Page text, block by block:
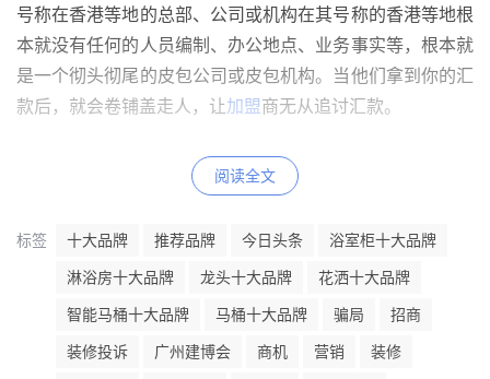
号称在香港等地的总部、公司或机构在其号称的香港等地根
本就没有任何的人员编制、办公地点、业务事实等，根本就
是一个彻头彻尾的皮包公司或皮包机构。当他们拿到你的汇
款后，就会卷铺盖走人，让加盟商无从追讨汇款。
有些骗子为了达到更好的诈骗效果，会用心制作一个可能看
起来很专业的网站，用Photoshop把真实的明星和自己合成
在一起，或者是把公司的所在地和外国的著名景点合成在一
起，谎称公司是国际连锁店，具有很高知名度。同时捏造一
阅读全文
标签 十大品牌 推荐品牌 今日头条 浴室柜十大品牌
淋浴房十大品牌 龙头十大品牌 花洒十大品牌
智能马桶十大品牌 马桶十大品牌 骗局 招商
装修投诉 广州建博会 商机 营销 装修